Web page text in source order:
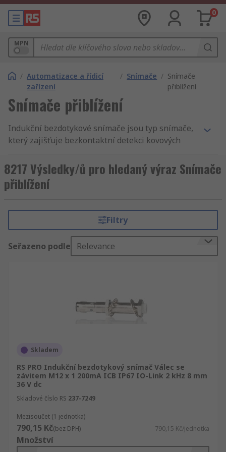
0
MPN
/ Automatizace a řídicí
zařízení
/ Snímače / Snímače
přiblížení
Snímače přiblížení
Indukční bezdotykové snímače jsou typ snímače,
který zajišťuje bezkontaktní detekci kovových
železné i neželezné kovy, Jiné jsou naopak určeny
pouze na snímání jednoho typu (železné nebo
neželezné). Indukční snímače přiblížení mohou
pouzdře.Běžné typy indukčních snímačů
S dlouhou životností / odolné – tyto „kovové“
snímače jsou vybaveny krytem z nerezové
S analogovým výstupem – tento typ snímačů
objektu od snímače
Miniaturní – miniaturní řešení jsou ideální
k použití v případech s omezeným
prostorem
tlaku jsou ideální pro použití
v hydraulických válcích a aktuátorech
S podporou sběrnice – tyto snímače lze
8217 Výsledky/ů pro hledaný výraz Snímače
přiblížení
Filtry
Seřazeno podle Relevance
Skladem
RS PRO Indukční bezdotykový snímač Válec se
závitem M12 x 1 200mA ICB IP67 IO-Link 2 kHz 8 mm
36 V dc
Skladové číslo RS 237-7249
Mezisoučet (1 jednotka)
790,15 Kč(bez DPH) 790,15 Kč/jednotka
Množství